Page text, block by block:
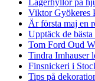
Viktor Gyökeres
Är första maj en
Upptäck de
Tom Ford Oud
Tindra Imhauser
Finsnickeri i
Tips på